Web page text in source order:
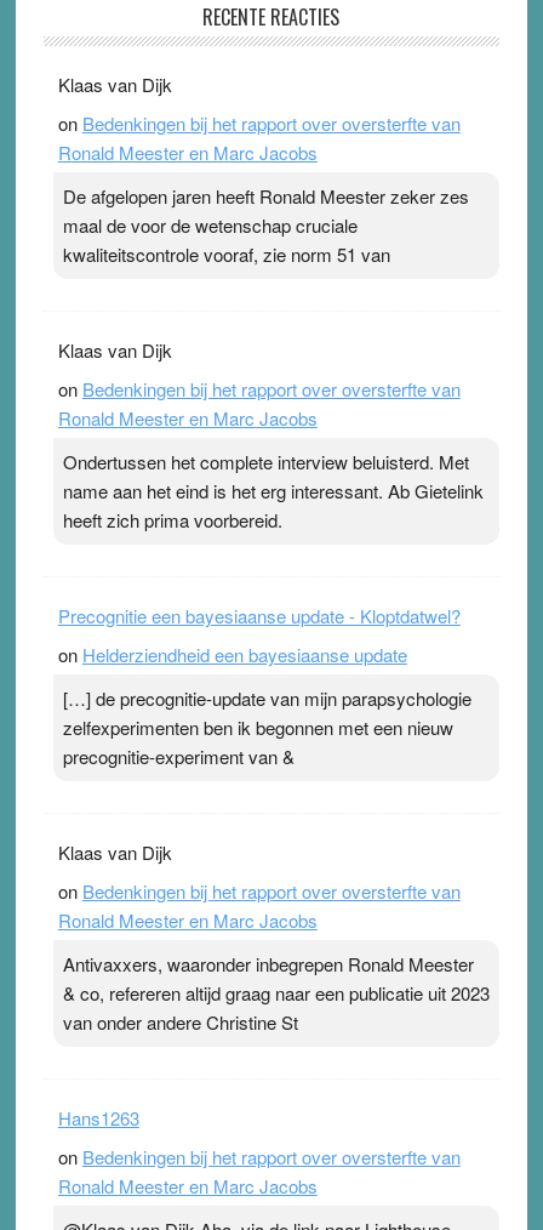
Ward van Beek
topsporters. Ze hopen ermee hun hartslag te verlagen
terwijl ze meer zuurstof opnemen. Daarop heeft zo’n
pleister geen effect. Maar het gevoel ‘makkelijker te
Pleisterplakkers in de topspsort › [...]
RECENTE REACTIES
Klaas van Dijk
on Bedenkingen bij het rapport over oversterfte van
Ronald Meester en Marc Jacobs
De afgelopen jaren heeft Ronald Meester zeker zes
maal de voor de wetenschap cruciale
kwaliteitscontrole vooraf, zie norm 51 van
Klaas van Dijk
on Bedenkingen bij het rapport over oversterfte van
Ronald Meester en Marc Jacobs
Ondertussen het complete interview beluisterd. Met
name aan het eind is het erg interessant. Ab Gietelink
heeft zich prima voorbereid.
Precognitie een bayesiaanse update - Kloptdatwel?
on Helderziendheid een bayesiaanse update
[…] de precognitie-update van mijn parapsychologie
zelfexperimenten ben ik begonnen met een nieuw
precognitie-experiment van &
Klaas van Dijk
on Bedenkingen bij het rapport over oversterfte van
Ronald Meester en Marc Jacobs
Antivaxxers, waaronder inbegrepen Ronald Meester
& co, refereren altijd graag naar een publicatie uit 2023
van onder andere Christine St
Hans1263
on Bedenkingen bij het rapport over oversterfte van
Ronald Meester en Marc Jacobs